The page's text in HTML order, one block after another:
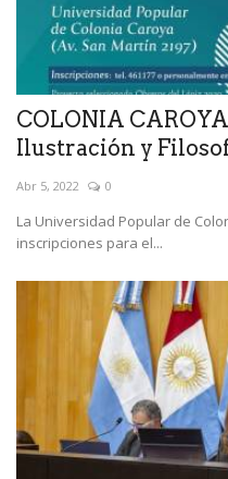
COLONIA
Ilustración y
Abr 5, 2022 0
La Universidad Popular de
inscripciones para el...